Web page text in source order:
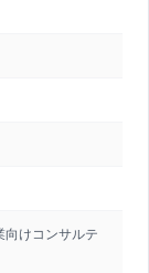
向けコンサルテ